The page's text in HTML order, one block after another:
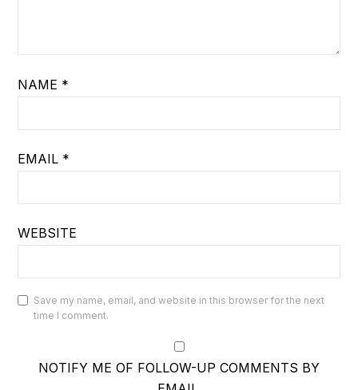
NAME *
EMAIL *
WEBSITE
Save my name, email, and website in this browser for the next
time I comment.
NOTIFY ME OF FOLLOW-UP COMMENTS BY